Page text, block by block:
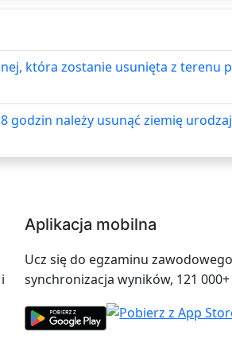
która zostanie usunięta z terenu
godzin należy usunąć ziemię
Aplikacja mobilna
Ucz się do egzaminu
synchronizacja wyników, 121 000+